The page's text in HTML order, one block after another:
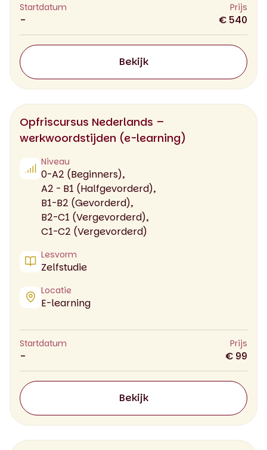
Startdatum
-
Prijs
€ 540
Bekijk
Opfriscursus Nederlands –
werkwoordstijden (e-learning)
Niveau
0-A2 (Beginners),
A2 - B1 (Halfgevorderd),
B1-B2 (Gevorderd),
B2-C1 (Vergevorderd),
C1-C2 (Vergevorderd)
Lesvorm
Zelfstudie
Locatie
E-learning
Startdatum
-
Prijs
€ 99
Bekijk